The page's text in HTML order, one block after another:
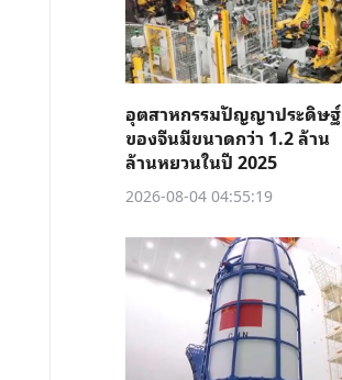
อุตสาหกรรมปัญญาประดิษฐ์
ของจีนมีขนาดกว่า 1.2 ล้าน
ล้านหยวนในปี 2025
2026-08-04 04:55:19